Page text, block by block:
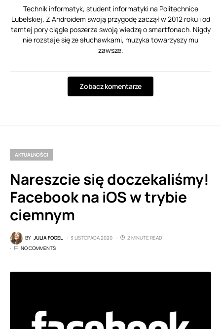
Technik informatyk, student informatyki na Politechnice
Lubelskiej. Z Androidem swoją przygodę zaczął w 2012 roku i od
tamtej pory ciągle poszerza swoją wiedzę o smartfonach. Nigdy
nie rozstaje się ze słuchawkami, muzyka towarzyszy mu
zawsze.
Zobacz komentarze
AKTUALNOŚCI
Nareszcie się doczekaliśmy!
Facebook na iOS w trybie
ciemnym
BY JULIA FOGEL 3 LISTOPADA 2020
2 MINUTE READ
NO COMMENTS